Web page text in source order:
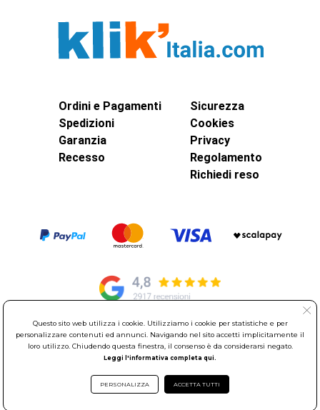
Ordini e Pagamenti
Spedizioni
Garanzia
Recesso
Sicurezza
Cookies
Privacy
Regolamento
Richiedi reso
© Elettroservice Spa - Sede Legale: Via Leonardo da Vinci, 40 -
00015 Monterotondo Scalo (RM)
Sociale 1.600.000,00 Euro i.v. Iscritto al Registro delle Imprese di
Roma REA: RM-535144
Questo sito web utilizza i cookie. Utilizziamo i cookie per statistiche e per
personalizzare contenuti ed annunci. Navigando nel sito accetti implicitamente il
loro utilizzo. Chiudendo questa finestra, il consenso è da considerarsi negato.
Leggi l'informativa completa qui.
PERSONALIZZA ACCETTA TUTTI